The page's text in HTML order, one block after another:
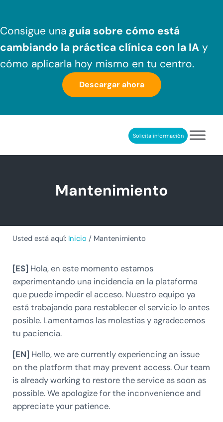
Consigue una guía sobre cómo está
cambiando la práctica clínica con la IA y
cómo aplicarla hoy mismo en tu centro.
Descargar ahora
REHABILITACIÓN COGNITIVA PROFESIONALSolicita información
Mantenimiento
Usted está aquí: Inicio / Mantenimiento
[ES] Hola, en este momento estamos
experimentando una incidencia en la plataforma
que puede impedir el acceso. Nuestro equipo ya
está trabajando para restablecer el servicio lo antes
posible. Lamentamos las molestias y agradecemos
tu paciencia.
[EN] Hello, we are currently experiencing an issue
on the platform that may prevent access. Our team
is already working to restore the service as soon as
possible. We apologize for the inconvenience and
appreciate your patience.